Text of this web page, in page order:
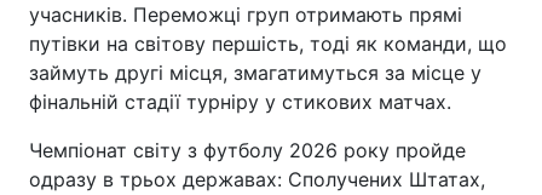
учасників. Переможці груп отримають прямі
путівки на світову першість, тоді як команди, що
займуть другі місця, змагатимуться за місце у
фінальній стадії турніру у стикових матчах.
Чемпіонат світу з футболу 2026 року пройде
одразу в трьох державах: Сполучених Штатах,